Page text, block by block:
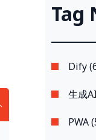
Tag
Dify
生成
PWA